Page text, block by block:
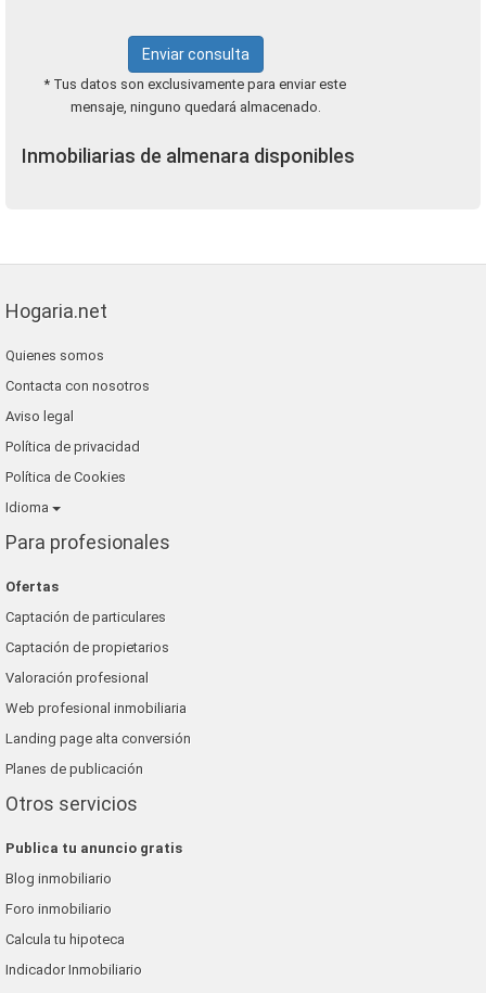
Enviar consulta
* Tus datos son exclusivamente para enviar este
mensaje, ninguno quedará almacenado.
Inmobiliarias de almenara disponibles
Hogaria.net
Quienes somos
Contacta con nosotros
Aviso legal
Política de privacidad
Política de Cookies
Idioma
Para profesionales
Ofertas
Captación de particulares
Captación de propietarios
Valoración profesional
Web profesional inmobiliaria
Landing page alta conversión
Planes de publicación
Otros servicios
Publica tu anuncio gratis
Blog inmobiliario
Foro inmobiliario
Calcula tu hipoteca
Indicador Inmobiliario